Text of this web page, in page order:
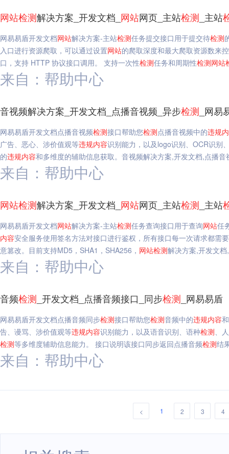
网站检测解决方案_开发文档_ 网站网页_主站检测 _主站
网易易盾开发文档网站解决方案-主站检测任务提交接口用于提交待检测
入口进行资源爬取，可以通过设置网站的爬取深度和最大爬取资源数来
口，支持 HTTP 协议接口调用。 支持一次性检测任务和周期性检测网站
来自：帮助中心
音视频解决方案_开发文档_点播音视频_异步检测 _网易
网易易盾开发文档点播音视频检测接口帮助您检测点播音视频中的违规
广告、恶心、涉价值观等违规内容识别能力，以及logo识别、OCR识别
的违规内容和多维度的辅助信息获取。音视频解决方案,开发文档,点播音
来自：帮助中心
网站检测解决方案_开发文档_ 网站网页_主站检测 _主站
网易易盾开发文档网站解决方案-主站检测任务查询接口用于查询网站任
内容安全服务使用签名方法对接口进行鉴权，所有接口每一次请求都需
意篡改。目前支持MD5，SHA1，SHA256， 网站检测解决方案,开发文档,
来自：帮助中心
音频检测 _开发文档_点播音频接口_同步检测 _网易易盾
网易易盾开发文档点播音频同步检测接口帮助您检测音频中的违规内容
告、谩骂、涉价值观等违规内容识别能力，以及语音识别、语种检测、
检测等多维度辅助信息能力。 接口说明该接口同步返回点播音频检测结
来自：帮助中心
< 1 2 3 4